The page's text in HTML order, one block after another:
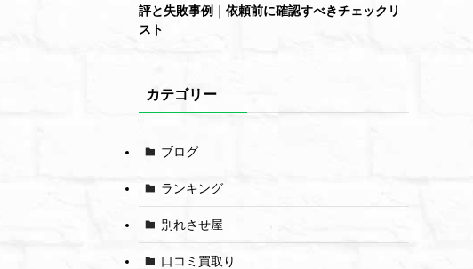
評と失敗事例｜依頼前に確認すべきチェックリ
スト
カテゴリー
ブログ
ランキング
別れさせ屋
口コミ買取り